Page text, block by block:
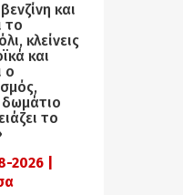
και
το
κλείνεις
και
ο
δωμάτιο
το
2026 |